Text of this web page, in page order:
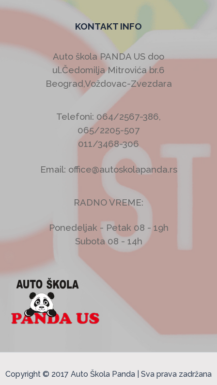
KONTAKT INFO
Auto škola PANDA US doo
ul.Čedomilja Mitrovića br.6
Beograd,Voždovac-Zvezdara
Telefoni: 064/2567-386,
065/2205-507
011/3468-306
Email: office@autoskolapanda.rs
RADNO VREME:
Ponedeljak - Petak 08 - 19h
Subota 08 - 14h
Copyright © 2017 Auto Škola Panda | Sva prava zadržana